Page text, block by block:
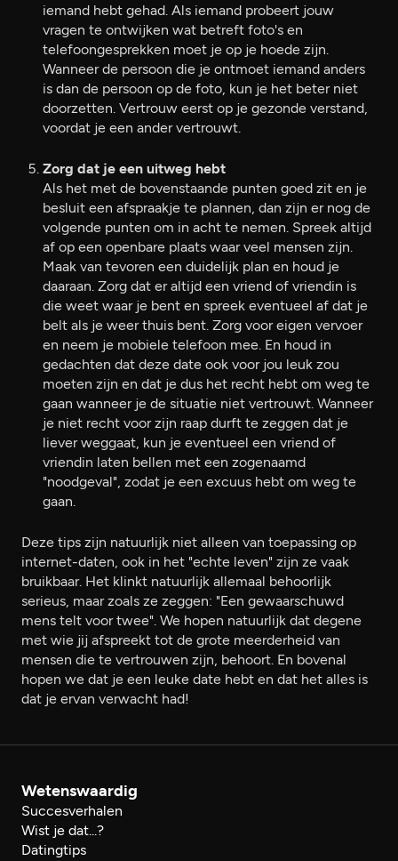
iemand hebt gehad. Als iemand probeert jouw
vragen te ontwijken wat betreft foto's en
telefoongesprekken moet je op je hoede zijn.
Wanneer de persoon die je ontmoet iemand anders
is dan de persoon op de foto, kun je het beter niet
doorzetten. Vertrouw eerst op je gezonde verstand,
voordat je een ander vertrouwt.
Zorg dat je een uitweg hebt
Als het met de bovenstaande punten goed zit en je
besluit een afspraakje te plannen, dan zijn er nog de
volgende punten om in acht te nemen. Spreek altijd
af op een openbare plaats waar veel mensen zijn.
Maak van tevoren een duidelijk plan en houd je
daaraan. Zorg dat er altijd een vriend of vriendin is
die weet waar je bent en spreek eventueel af dat je
belt als je weer thuis bent. Zorg voor eigen vervoer
en neem je mobiele telefoon mee. En houd in
gedachten dat deze date ook voor jou leuk zou
moeten zijn en dat je dus het recht hebt om weg te
gaan wanneer je de situatie niet vertrouwt. Wanneer
je niet recht voor zijn raap durft te zeggen dat je
liever weggaat, kun je eventueel een vriend of
vriendin laten bellen met een zogenaamd
"noodgeval", zodat je een excuus hebt om weg te
gaan.
Deze tips zijn natuurlijk niet alleen van toepassing op
internet-daten, ook in het "echte leven" zijn ze vaak
bruikbaar. Het klinkt natuurlijk allemaal behoorlijk
serieus, maar zoals ze zeggen: "Een gewaarschuwd
mens telt voor twee". We hopen natuurlijk dat degene
met wie jij afspreekt tot de grote meerderheid van
mensen die te vertrouwen zijn, behoort. En bovenal
hopen we dat je een leuke date hebt en dat het alles is
dat je ervan verwacht had!
Wetenswaardig
Succesverhalen
Wist je dat...?
Datingtips